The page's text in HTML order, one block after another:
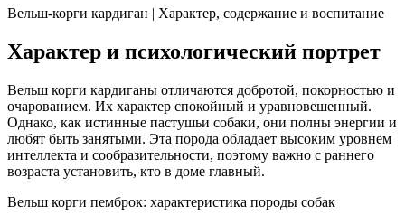
Вельш-корги кардиган | Характер, содержание и воспитание
Характер и психологический портрет
Вельш корги кардиганы отличаются добротой, покорностью и
очарованием. Их характер спокойный и уравновешенный.
Однако, как истинные пастушьи собаки, они полны энергии и
любят быть занятыми. Эта порода обладает высоким уровнем
интеллекта и сообразительности, поэтому важно с раннего
возраста установить, кто в доме главный.
Вельш корги пемброк: характеристика породы собак